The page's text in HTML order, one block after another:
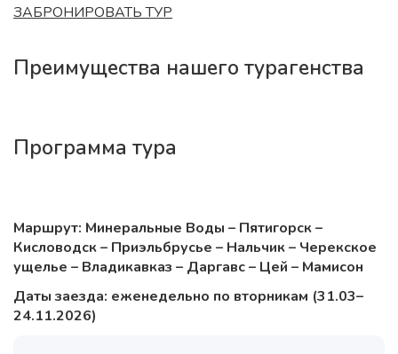
ЗАБРОНИРОВАТЬ ТУР
Преимущества нашего турагенства
Программа тура
Маршрут: Минеральные Воды – Пятигорск –
Кисловодск – Приэльбрусье – Нальчик – Черекское
ущелье – Владикавказ – Даргавс – Цей – Мамисон
Даты заезда: еженедельно по вторникам (31.03–
24.11.2026)